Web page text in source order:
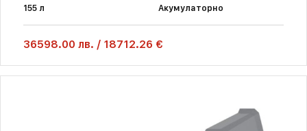
155 л Акумулаторно
36598.00 лв. / 18712.26 €